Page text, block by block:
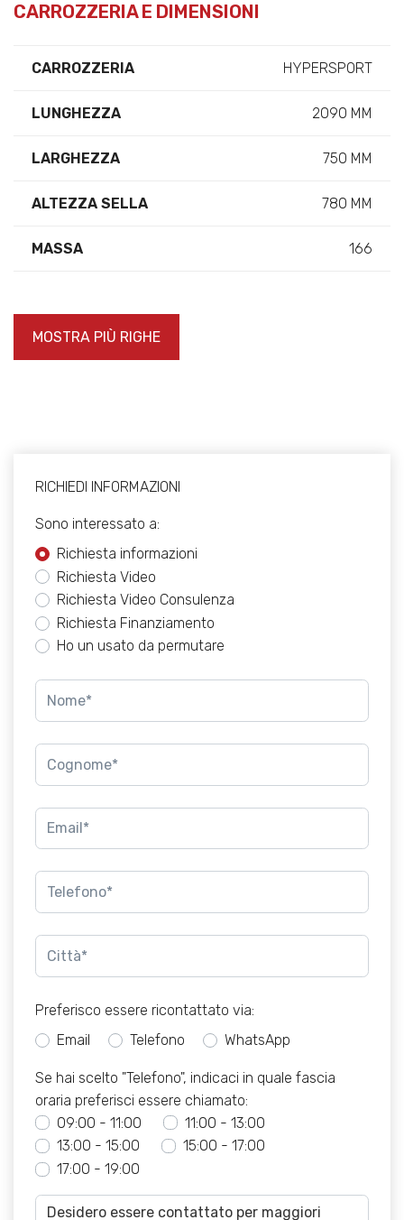
CARROZZERIA E DIMENSIONI
CARROZZERIA HYPERSPORT
LUNGHEZZA 2090 MM
LARGHEZZA 750 MM
ALTEZZA SELLA 780 MM
MASSA 166
MOSTRA PIÙ RIGHE
RICHIEDI INFORMAZIONI
Sono interessato a:
Richiesta informazioni
Richiesta Video
Richiesta Video Consulenza
Richiesta Finanziamento
Ho un usato da permutare
Preferisco essere ricontattato via:
Email
Telefono WhatsApp
Se hai scelto "Telefono", indicaci in quale fascia
oraria preferisci essere chiamato:
09:00 - 11:00
11:00 - 13:00
13:00 - 15:00
15:00 - 17:00
17:00 - 19:00